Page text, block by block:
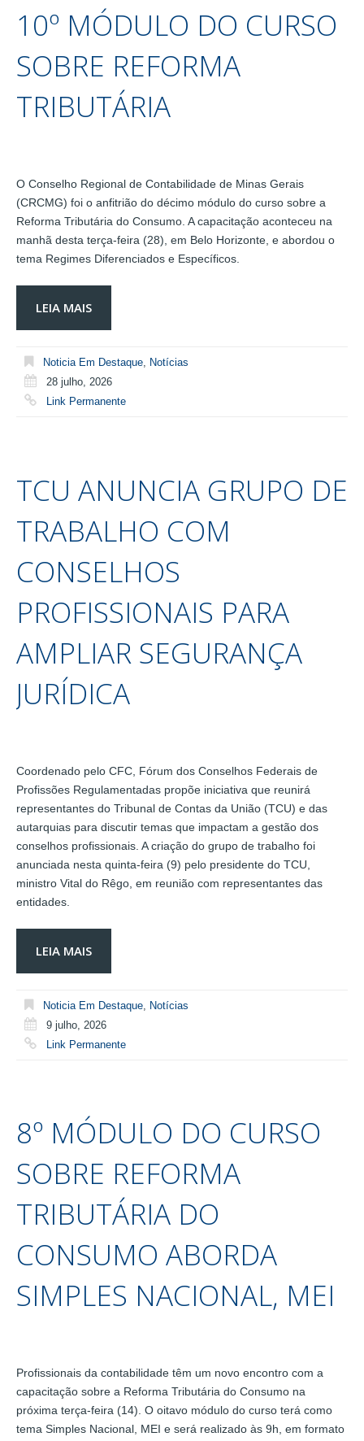
10º MÓDULO DO CURSO
SOBRE REFORMA
TRIBUTÁRIA
O Conselho Regional de Contabilidade de Minas Gerais
(CRCMG) foi o anfitrião do décimo módulo do curso sobre a
Reforma Tributária do Consumo. A capacitação aconteceu na
manhã desta terça-feira (28), em Belo Horizonte, e abordou o
tema Regimes Diferenciados e Específicos.
LEIA MAIS
Noticia Em Destaque, Notícias
28 julho, 2026
Link Permanente
TCU ANUNCIA GRUPO DE
TRABALHO COM
CONSELHOS
PROFISSIONAIS PARA
AMPLIAR SEGURANÇA
JURÍDICA
Coordenado pelo CFC, Fórum dos Conselhos Federais de
Profissões Regulamentadas propõe iniciativa que reunirá
representantes do Tribunal de Contas da União (TCU) e das
autarquias para discutir temas que impactam a gestão dos
conselhos profissionais. A criação do grupo de trabalho foi
anunciada nesta quinta-feira (9) pelo presidente do TCU,
ministro Vital do Rêgo, em reunião com representantes das
entidades.
LEIA MAIS
Noticia Em Destaque
Notícias
9 julho, 2026
Link Permanente
8º MÓDULO DO CURSO
SOBRE REFORMA
TRIBUTÁRIA DO
CONSUMO ABORDA
SIMPLES NACIONAL, MEI
Profissionais da contabilidade têm um novo encontro com a
capacitação sobre a Reforma Tributária do Consumo na
próxima terça-feira (14). O oitavo módulo do curso terá como
tema Simples Nacional, MEI e será realizado às 9h, em formato